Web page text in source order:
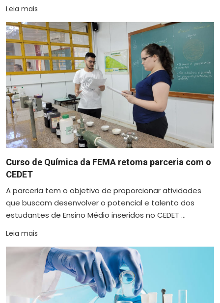
Leia mais
Curso de Química da FEMA retoma parceria com o
CEDET
A parceria tem o objetivo de proporcionar atividades
que buscam desenvolver o potencial e talento dos
estudantes de Ensino Médio inseridos no CEDET ...
Leia mais